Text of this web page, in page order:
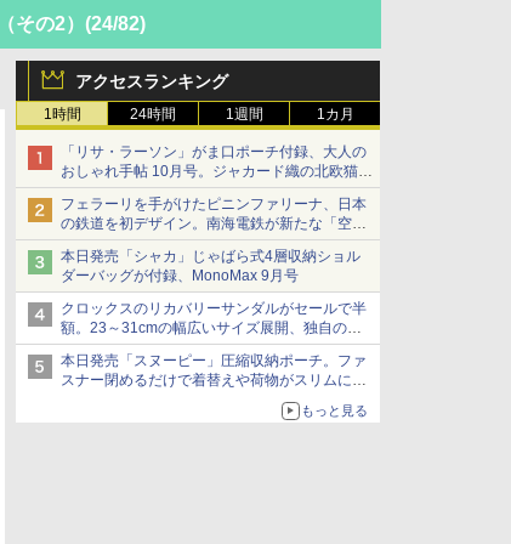
その2） (24/82)
アクセスランキング
1時間 24時間 1週間 1カ月
「リサ・ラーソン」がま口ポーチ付録、大人の
おしゃれ手帖 10月号。ジャカード織の北欧猫デ
ザイン
フェラーリを手がけたピニンファリーナ、日本
の鉄道を初デザイン。南海電鉄が新たな「空港
特急」をなにわ筋線へ導入
本日発売「シャカ」じゃばら式4層収納ショル
ダーバッグが付録、MonoMax 9月号
クロックスのリカバリーサンダルがセールで半
額。23～31cmの幅広いサイズ展開、独自のク
ッション素材を採用
本日発売「スヌーピー」圧縮収納ポーチ。ファ
スナー閉めるだけで着替えや荷物がスリムにま
もっと見る